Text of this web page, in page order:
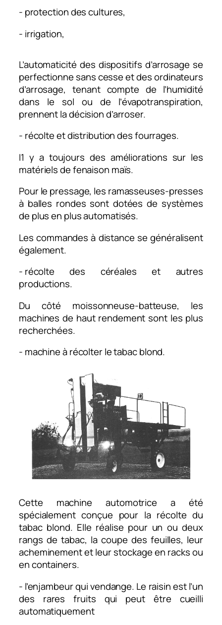
- protection des cultures,
- irrigation,
L’automaticité des dispositifs d’arrosage se
perfectionne sans cesse et des ordinateurs
d’arrosage, tenant compte de l’humidité
dans le sol ou de l’évapotranspiration,
prennent la décision d’arroser.
- récolte et distribution des fourrages.
I1 y a toujours des améliorations sur les
matériels de fenaison maïs.
Pour le pressage, les ramasseuses-presses
à balles rondes sont dotées de systèmes
de plus en plus automatisés.
Les commandes à distance se généralisent
également.
- récolte des céréales et autres
productions.
Du côté moissonneuse-batteuse, les
machines de haut rendement sont les plus
recherchées.
- machine à récolter le tabac blond.
Cette machine automotrice a été
spécialement conçue pour la récolte du
tabac blond. Elle réalise pour un ou deux
rangs de tabac, la coupe des feuilles, leur
acheminement et leur stockage en racks ou
en containers.
- l’enjambeur qui vendange. Le raisin est l’un
des rares fruits qui peut être cueilli
automatiquement